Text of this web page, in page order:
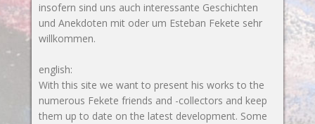
insofern sind uns auch interessante Geschichten
und Anekdoten mit oder um Esteban Fekete sehr
willkommen.
english:
With this site we want to present his works to the
numerous Fekete friends and -collectors and keep
them up to date on the latest development. Some